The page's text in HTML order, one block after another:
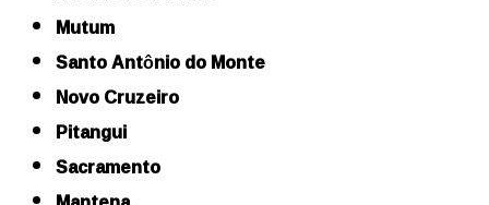
Mutum
Santo Antônio do Monte
Novo Cruzeiro
Pitangui
Sacramento